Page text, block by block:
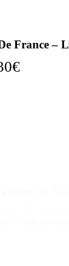
France –
€